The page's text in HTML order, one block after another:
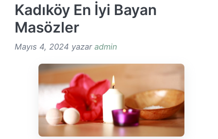
Kadıköy En İyi Bayan
Masözler
Mayıs 4, 2024 yazar admin